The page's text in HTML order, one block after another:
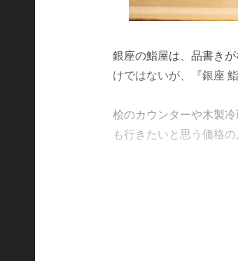
銀座の鮨屋は、品書き
けではないが、『銀座
桧のカウンターや木製
も行きたいと思う価格